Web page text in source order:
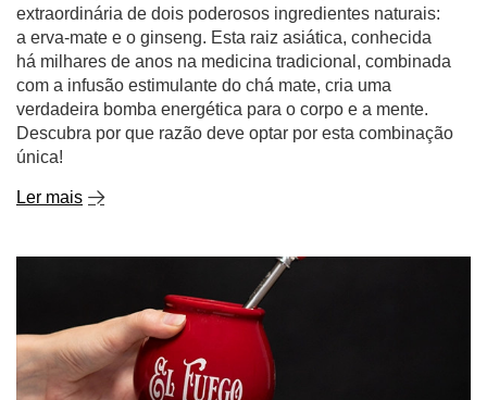
extraordinária de dois poderosos ingredientes naturais:
a erva-mate e o ginseng. Esta raiz asiática, conhecida
há milhares de anos na medicina tradicional, combinada
com a infusão estimulante do chá mate, cria uma
verdadeira bomba energética para o corpo e a mente.
Descubra por que razão deve optar por esta combinação
única!
Ler mais